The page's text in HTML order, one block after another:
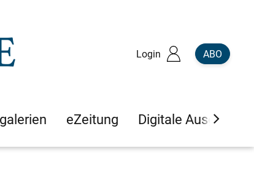
Login ABO
eZeitung Digitale Ausgaben